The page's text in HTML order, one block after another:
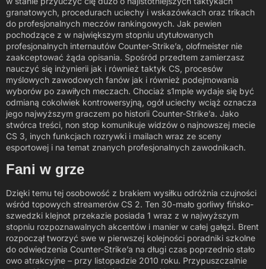
granatowych, procedurach uciechy i wskazówkach oraz trikach
do profesjonalnych meczów rankingowych. Jak pewien
pochodzące z w największym stopniu utytułowanych
profesjonalnych internautów Counter-Strike’a, olofmeister nie
zaakceptować żąda opisania. Spośród przedtem zamierzasz
nauczyć się inżynierii jak i również taktyk CS, procesów
myślowych zawodowych fanów jak i również podejmowania
wyborów po zawiłych meczach. Chociaż s1mple wydaje się być
odmianą cokolwiek kontrowersyjną, ogół uciechy wciąż oznacza
jego najwyższym graczem po historii Counter-Strike’a. Jako
stwórca treści, non stop komunikuje widzów o najnowszej mecie
CS 3, inych funkcjach rozrywki i mailach wraz ze sceny
esportowej i na temat znanych profesjonalnych zawodnikach.
Fani w grze
Dzięki temu tej osobowość z brakiem wysiłku odróżnia czujności
wśród topowych streamerów CS 2. Ten 30-mało gorliwy fińsko-
szwedzki klejnot przekazie posiada 1 wraz z w najwyższym
stopniu rozpoznawalnych akcentów i manier w całej gałęzi. Brent
rozpoczął tworzyć swe w pierwszej kolejności poradniki szkolne
do odwiedzenia Counter-Strike’a na długi czas poprzednio stało
owo atrakcyjne – przy listopadzie 2010 roku. Przypuszczalnie